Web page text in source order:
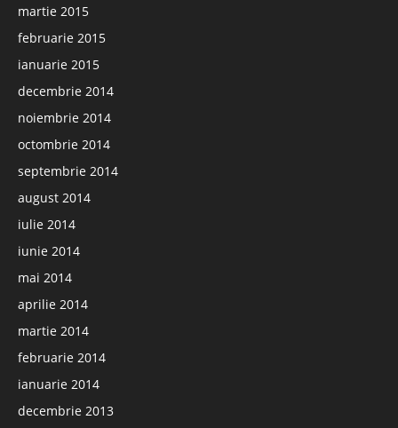
martie 2015
februarie 2015
ianuarie 2015
decembrie 2014
noiembrie 2014
octombrie 2014
septembrie 2014
august 2014
iulie 2014
iunie 2014
mai 2014
aprilie 2014
martie 2014
februarie 2014
ianuarie 2014
decembrie 2013